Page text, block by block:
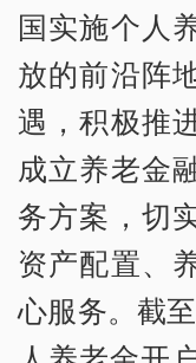
国实施个人
放的前沿阵
遇，积极推
成立养老金
务方案，切
资产配置、
心服务。截